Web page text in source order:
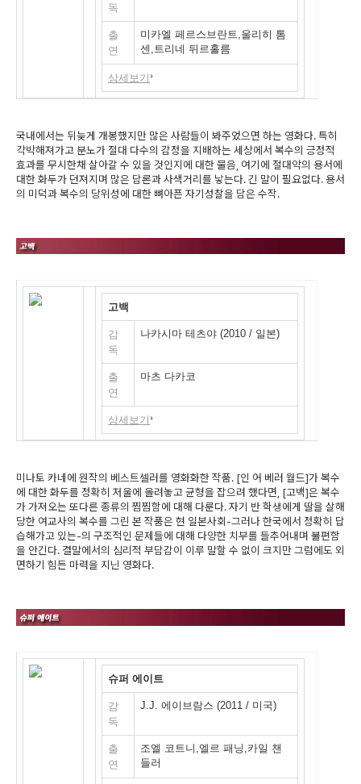
독
출
연
미카엘 페르스브란트,울리히 톰
센,트리네 뒤르홀름
상세보기
국내에서는 뒤늦게 개봉했지만 많은 사람들이 봐주었으면 하는 영화다. 특히
각박해져가고 분노가 절대 다수의 감정을 지배하는 세상에서 복수의 긍정적
효과를 무시한채 살아갈 수 있을 것인지에 대한 물음, 여기에 절대악의 용서에
대한 화두가 던져지며 많은 담론과 사색거리를 낳는다. 긴 말이 필요없다. 용서
의 미덕과 복수의 당위성에 대한 뼈아픈 자기성찰을 담은 수작.
고백
감
독
나카시마 테츠야 (2010 / 일본)
출
연
마츠 다카코
상세보기
미나토 카네에 원작의 베스트셀러를 영화화한 작품. [인 어 베러 월드]가 복수
에 대한 화두를 정확히 저울에 올려놓고 균형을 잡으려 했다면, [고백]은 복수
가 가져오는 또다른 종류의 찜찜함에 대해 다룬다. 자기 반 학생에게 딸을 살해
당한 여교사의 복수를 그린 본 작품은 현 일본사회-그러나 한국에서 정확히 답
습해가고 있는-의 구조적인 문제들에 대해 다양한 치부를 들추어내며 불편함
을 안긴다. 결말에서의 심리적 부담감이 이루 말할 수 없이 크지만 그럼에도 외
면하기 힘든 마력을 지닌 영화다.
슈퍼 에이트
감
독
J.J. 에이브람스 (2011 / 미국)
출
연
조엘 코트니,엘르 패닝,카일 챈
들러